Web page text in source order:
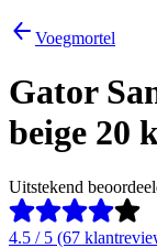
Voegmortel
Gator
beige 20
Uitstekend
4.5 / 5 (67